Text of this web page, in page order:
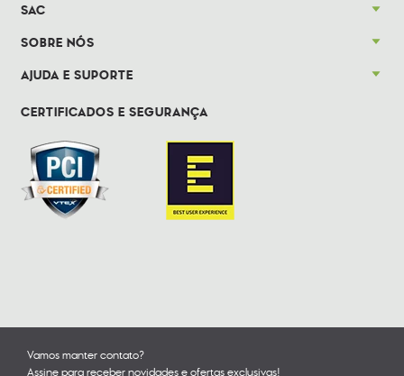
SAC
SOBRE NÓS
AJUDA E SUPORTE
CERTIFICADOS E SEGURANÇA
Vamos manter contato?